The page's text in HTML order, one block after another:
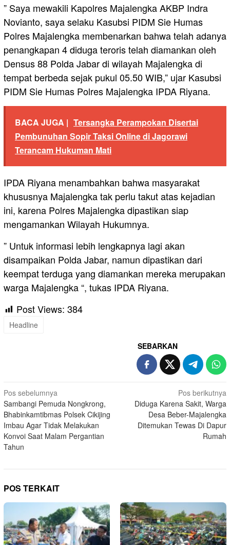
” Saya mewakili Kapolres Majalengka AKBP Indra
Novianto, saya selaku Kasubsi PIDM Sie Humas
Polres Majalengka membenarkan bahwa telah adanya
penangkapan 4 diduga teroris telah diamankan oleh
Densus 88 Polda Jabar di wilayah Majalengka di
tempat berbeda sejak pukul 05.50 WIB,” ujar Kasubsi
PIDM Sie Humas Polres Majalengka IPDA Riyana.
BACA JUGA | Tersangka Perampokan Disertai
Pembunuhan Sopir Taksi Online di Jagorawi
Terancam Hukuman Mati
IPDA Riyana menambahkan bahwa masyarakat
khususnya Majalengka tak perlu takut atas kejadian
ini, karena Polres Majalengka dipastikan siap
mengamankan Wilayah Hukumnya.
” Untuk informasi lebih lengkapnya lagi akan
disampaikan Polda Jabar, namun dipastikan dari
keempat terduga yang diamankan mereka merupakan
warga Majalengka “, tukas IPDA Riyana.
Post Views: 384
Headline
SEBARKAN
Navigasi
pos
Pos sebelumnya
Sambangi Pemuda Nongkrong,
Bhabinkamtibmas Polsek Cikijing
Imbau Agar Tidak Melakukan
Konvoi Saat Malam Pergantian
Tahun
Pos berikutnya
Diduga Karena Sakit, Warga
Desa Beber-Majalengka
Ditemukan Tewas Di Dapur
Rumah
POS TERKAIT